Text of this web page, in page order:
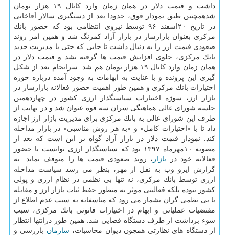
داشت و قیمت دلار در همان زمان وارد كانال ۱۹ هزار تومان
شدهمچنین طبق نمودار فوق، حدودا بعد از دستگیری سالار آقاخانی
در تاریخ ۲۰اسفند ۹۶ توسط نیروی انتظامی بود كه حضور بانك
مركزی بعنوان بازارساز در بازار آزاد كمرنگ شد و همین امر روند
صعودی قیمت ارز را به دنبال داشت تا جایی كه حتی با مدیریت جدید
بانك مركزی، جلوی افزایش قیمت ها گرفته نشد و قیمت دلار در
همان زمان وارد كانال ۱۹ هزار تومان هم شد. سرانجام بعد از شكل
گیری این پرونده و با عنایت به ابهامات به وجود آمده درباره حوزه
اختیارات بانك مركزی و همین طور اهمیت حضور فعالانه بازارساز در
بازار ارز، سوژه اختیارات سیاستگذار ارزی كشور در چهاردهمین
جلسه شورای عالی هماهنگی سران سه قوه عنوان شد و در نهایت از
طرف این شورای عالی به بانك مركزی برای مدیریت بازار ارز اجازه
داد تا با «اختیارات كامل» و «به هر روش مناسبی» در بازار مداخله
كند. نمودار قیمت دلار در بازار آزاد گواه بر این است كه بعد از
مصوبه ۱۰مهرماه ۱۳۹۷ بود كه سیاستگذار ارزی توانست با حضور
فعالانه خود در بازار ، روند صعودی قیمت ها را متوقف نماید. به
گزارش ایزو وب به نقل از مهر، بنظر می رسد سیاست مداخله
ارزی توسط بانك مركزی، نه تنها بی نظمی در نظام ارزی و پولی
كشور نبوده بلكه فعالیتی موثر به منظور حفظ ثبات بازار ارز و مقابله
با بی نظمی گران بشمار می رود كه متاسفانه به سبب عدم اطلاع از
مقتضیات عملیاتی و ابهام در اختیارات قانونی بانك مركزی، سبب
سوء برداشت از طرف دستگاه قضایی شد. همین طور درانتها انتظار
از دستگاه های نظارتی همچون دیوان محاسبات، سازمان بازرسی و